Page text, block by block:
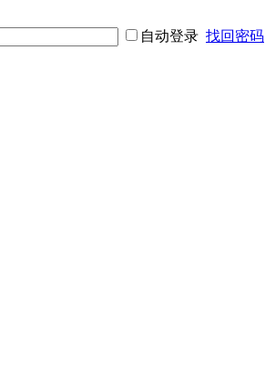
自动登录 找回密码